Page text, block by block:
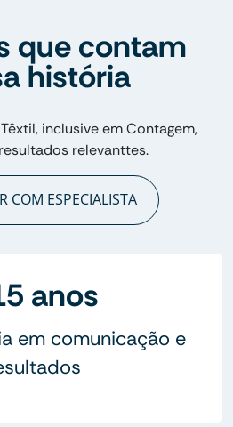
que contam
história
inclusive em Contagem,
relevanttes.
COM ESPECIALISTA
anos
em comunicação e